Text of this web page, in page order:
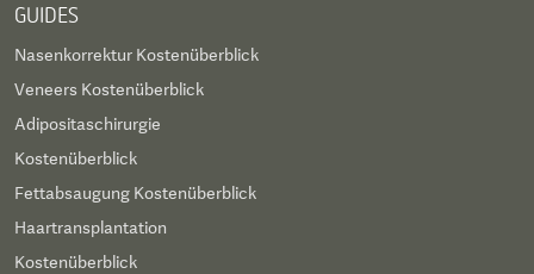
GUIDES
Nasenkorrektur Kostenüberblick
Veneers Kostenüberblick
Adipositaschirurgie
Kostenüberblick
Fettabsaugung Kostenüberblick
Haartransplantation
Kostenüberblick